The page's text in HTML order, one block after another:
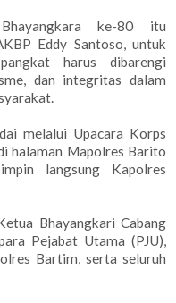
ke-80 itu
Eddy Santoso, untuk
harus dibarengi
dan integritas dalam
melalui Upacara Korps
halaman Mapolres Barito
langsung Kapolres
Bhayangkari Cabang
Pejabat Utama (PJU),
Bartim, serta seluruh